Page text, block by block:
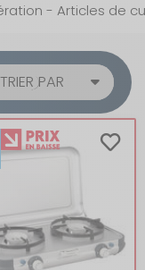
- Articles de
TRIER PAR